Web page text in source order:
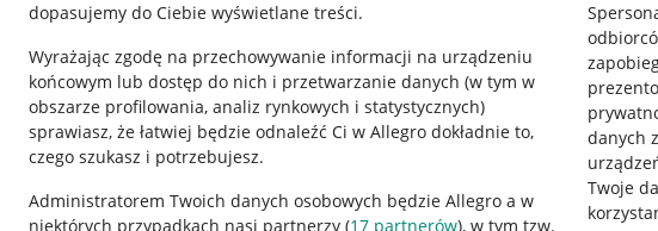
dopasujemy do Ciebie wyświetlane treści.
Wyrażając zgodę na przechowywanie informacji na urządzeniu
końcowym lub dostęp do nich i przetwarzanie danych (w tym w
obszarze profilowania, analiz rynkowych i statystycznych)
sprawiasz, że łatwiej będzie odnaleźć Ci w Allegro dokładnie to,
czego szukasz i potrzebujesz.
Administratorem Twoich danych osobowych będzie Allegro a w
niektórych przypadkach nasi partnerzy (17 partnerów), w tym tzw.
danych
Twoje
Przydatne informacje